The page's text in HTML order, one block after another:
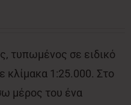
τυπωμένος σε ειδικό
κλίμακα 1:25.000. Στο
μέρος του ένα